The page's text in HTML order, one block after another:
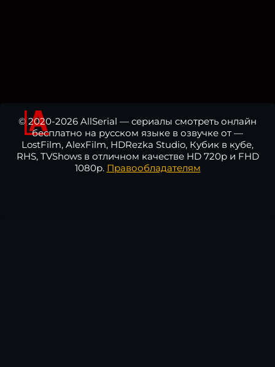
© 2020-2026 AllSerial — сериалы смотреть онлайн
бесплатно на русском языке в озвучке от —
LostFilm, AlexFilm, HDRezka Studio, Кубик в кубе,
RHS, TVShows в отличном качестве HD 720p и FHD
1080p. Правообладателям